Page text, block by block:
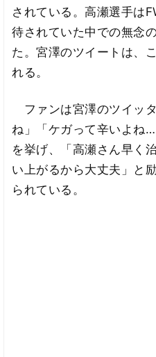
されている。高瀬選手は
待されていた中での無念
た。宮澤のツイートは、
れる。
ファンは宮澤のツイッ
ね」「ケガって辛いよね
を挙げ、「高瀬さん早く
い上がるから大丈夫」と
られている。